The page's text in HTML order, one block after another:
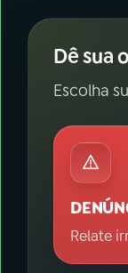
Dê sua
Escolha
Relate